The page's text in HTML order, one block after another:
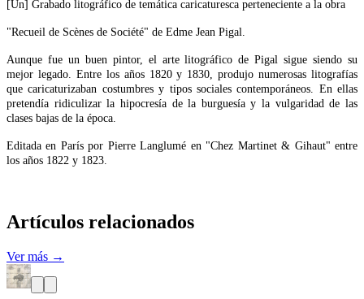
[Un] Grabado litográfico de temática caricaturesca perteneciente a la obra
"Recueil de Scènes de Société" de Edme Jean Pigal.
Aunque fue un buen pintor, el arte litográfico de Pigal sigue siendo su
mejor legado. Entre los años 1820 y 1830, produjo numerosas litografías
que caricaturizaban costumbres y tipos sociales contemporáneos. En ellas
pretendía ridiculizar la hipocresía de la burguesía y la vulgaridad de las
clases bajas de la época.
Editada en París por Pierre Langlumé en "Chez Martinet & Gihaut" entre
los años 1822 y 1823.
Artículos relacionados
Ver más →